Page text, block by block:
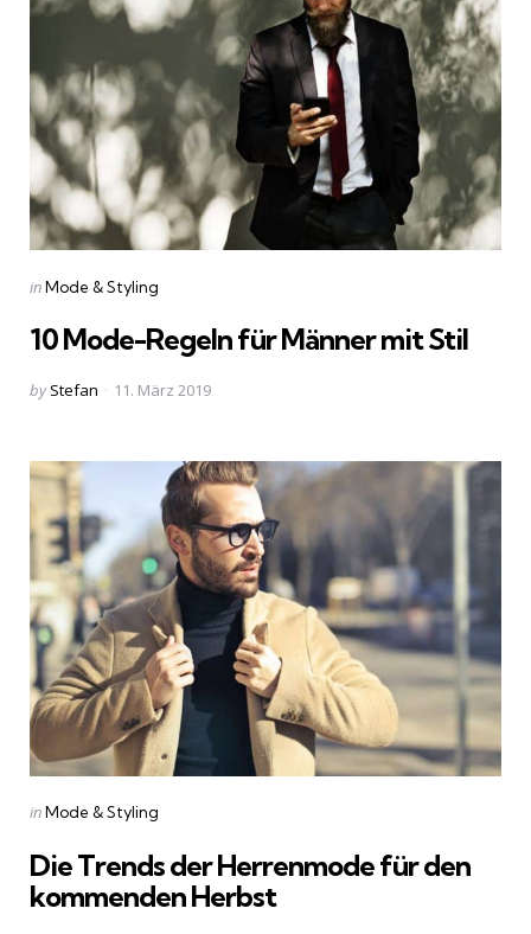
Categories
Posted
inMode & Styling
10 Mode-Regeln für Männer mit Stil
Posted
by Stefan 11. März 2019
Categories
Posted
inMode & Styling
Die Trends der Herrenmode für den
kommenden Herbst